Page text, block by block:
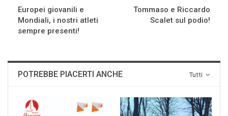
Europei giovanili e
Mondiali, i nostri atleti
sempre presenti!
Tommaso e Riccardo
Scalet sul podio!
Tutti
POTREBBE PIACERTI ANCHE